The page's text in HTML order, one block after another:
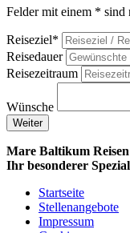
Felder mit einem * sind
Reiseziel*
Reisedauer
Reisezeitraum
Wünsche
Weiter
Mare Baltikum
Ihr besonderer
Startseite
Stellenangebote
Impressum